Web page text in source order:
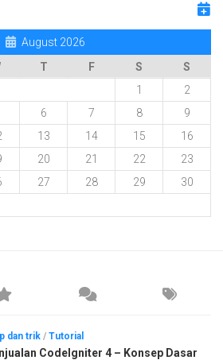
August 2026
T F S
S
1
2
6 7 8
9
13 14 15
16
20 21 22
23
27 28 29
30
dan trik / Tutorial
CodeIgniter 4 – Konsep Dasar